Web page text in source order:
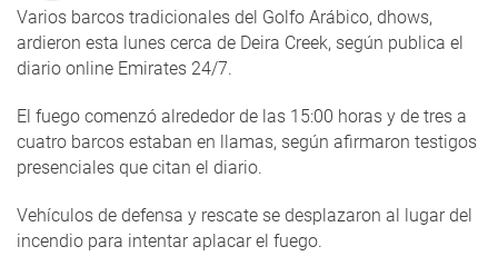
Varios barcos tradicionales del Golfo Arábico, dhows,
ardieron esta lunes cerca de Deira Creek, según publica el
diario online Emirates 24/7.
El fuego comenzó alrededor de las 15:00 horas y de tres a
cuatro barcos estaban en llamas, según afirmaron testigos
presenciales que citan el diario.
Vehículos de defensa y rescate se desplazaron al lugar del
incendio para intentar aplacar el fuego.